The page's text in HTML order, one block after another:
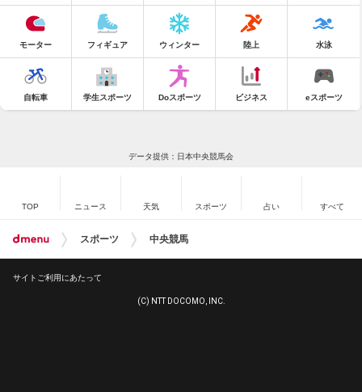
モーター フィギュア ウィンター 陸上 水泳
自転車 学生スポーツ Doスポーツ ビジネス eスポーツ
データ提供：日本中央競馬会
TOP ニュース 天気 スポーツ 占い すべて
スポーツ 中央競馬
サイトご利用にあたって
(C) NTT DOCOMO, INC.